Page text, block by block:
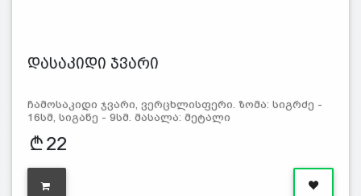
დასაკიდი ჯვარი
ჩამოსაკიდი ჯვარი, ვერცხლისფერი. ზომა: სიგრძე -
16სმ, სიგანე - 9სმ. მასალა: მეტალი
22